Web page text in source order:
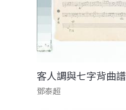
客人調與七字背曲譜
鄧泰超